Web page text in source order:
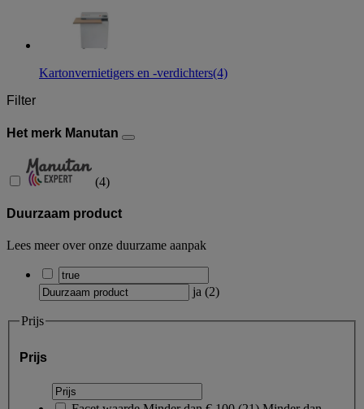
Kartonvernietigers en -verdichters(4)
Filter
Het merk Manutan
(4)
Duurzaam product
Lees meer over onze duurzame aanpak
ja (2)
Prijs
Prijs